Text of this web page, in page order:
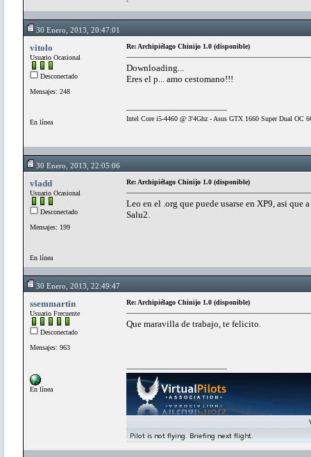
30 Enero, 2013, 20:47:01
vitolo
Usuario Ocasional
Desconectado
Mensajes: 248
En línea
Re: Archipiélago Chinijo 1.0 (disponible)
Downloading...
Eres el p... amo cestomano!!!
Intel Core i5-4460 @ 3'4Ghz - Asus GTX 1660 Super Dual
30 Enero, 2013, 22:05:06
vladd
Usuario Ocasional
Desconectado
Mensajes: 199
En línea
Re: Archipiélago Chinijo 1.0 (disponible)
Leo en el .org que puede usarse en XP9, asi que
Salu2.
30 Enero, 2013, 22:49:47
ssemmartin
Usuario Frecuente
Desconectado
Mensajes: 963
En línea
Re: Archipiélago Chinijo 1.0 (disponible)
Que maravilla de trabajo, te felicito.